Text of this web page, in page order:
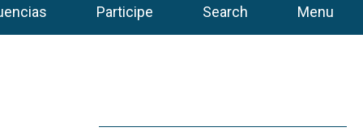
Participe Search Menu